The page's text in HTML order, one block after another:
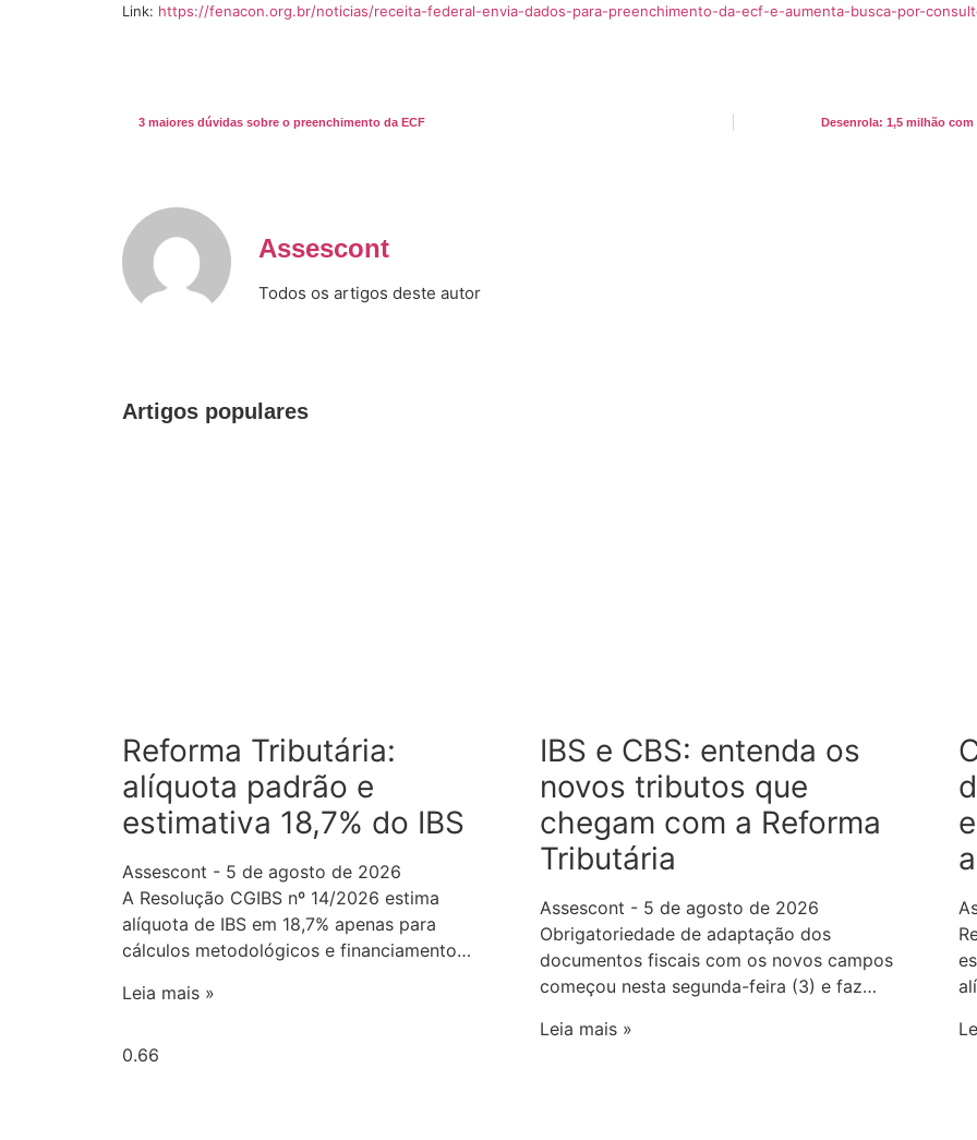
Link: https://fenacon.org.br/noticias/receita-federal-envia-dados-para-preenchimento-da-ecf-e-aumenta-busca-por-
3 maiores dúvidas sobre o preenchimento da ECF Desenrola: 1,5 milhão
Assescont
Todos os artigos deste autor
Artigos populares
Reforma Tributária:
alíquota padrão e
estimativa 18,7% do IBS
Assescont
5 de agosto de 2026
A Resolução CGIBS nº 14/2026 estima
alíquota de IBS em 18,7% apenas para
cálculos metodológicos e financiamento…
Leia mais »
IBS e CBS: entenda os
novos tributos que
chegam com a Reforma
Tributária
Assescont
5 de agosto de 2026
Obrigatoriedade de adaptação dos
documentos fiscais com os novos campos
começou nesta segunda-feira (3) e faz…
Leia mais »